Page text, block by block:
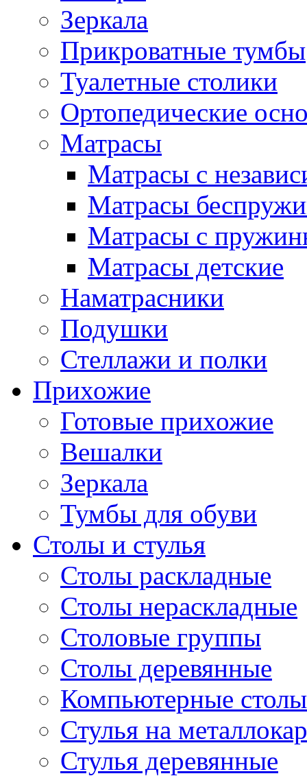
Зеркала
Прикроватные тумбы
Туалетные столики
Ортопедические
Матрасы
Матрасы с
Матрасы
Матрасы с
Матрасы детские
Наматрасники
Подушки
Стеллажи и полки
Прихожие
Готовые прихожие
Вешалки
Зеркала
Тумбы для обуви
Столы и стулья
Столы раскладные
Столы нераскладные
Столовые группы
Столы деревянные
Компьютерные столы
Стулья на
Стулья деревянные